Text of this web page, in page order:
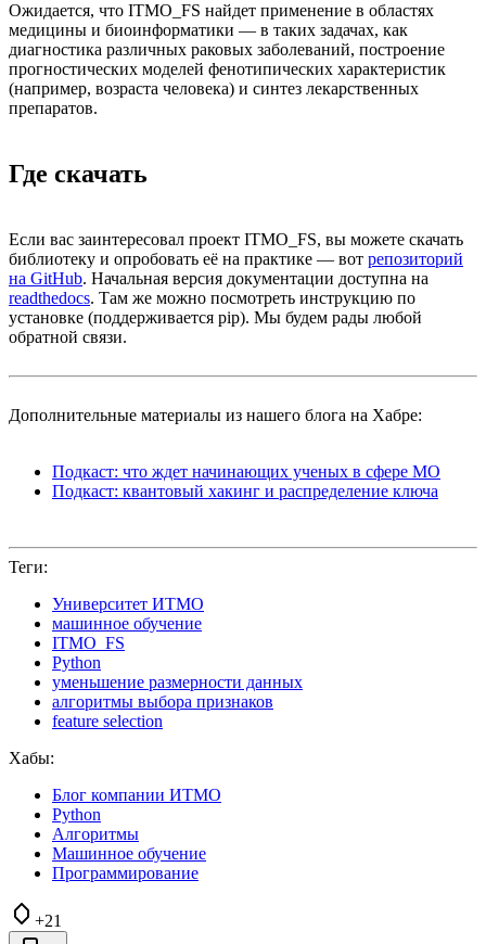
Ожидается, что ITMO_FS найдет применение в областях
медицины и биоинформатики — в таких задачах, как
диагностика различных раковых заболеваний, построение
прогностических моделей фенотипических характеристик
(например, возраста человека) и синтез лекарственных
препаратов.
Где скачать
Если вас заинтересовал проект ITMO_FS, вы можете скачать
библиотеку и опробовать её на практике — вот репозиторий
на GitHub. Начальная версия документации доступна на
readthedocs. Там же можно посмотреть инструкцию по
установке (поддерживается pip). Мы будем рады любой
обратной связи.
Дополнительные материалы из нашего блога на Хабре:
Подкаст: что ждет начинающих ученых в сфере МО
Подкаст: квантовый хакинг и распределение ключа
Теги:
Университет ИТМО
машинное обучение
ITMO_FS
Python
уменьшение размерности данных
алгоритмы выбора признаков
feature selection
Хабы:
Блог компании ИТМО
Python
Алгоритмы
Машинное обучение
Программирование
+21